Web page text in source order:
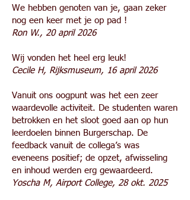
We hebben genoten van je, gaan zeker
nog een keer met je op pad !
Ron W., 20 april 2026
Wij vonden het heel erg leuk!
Cecile H, Rijksmuseum, 16 april 2026
Vanuit ons oogpunt was het een zeer
waardevolle activiteit. De studenten waren
betrokken en het sloot goed aan op hun
leerdoelen binnen Burgerschap. De
feedback vanuit de collega’s was
eveneens positief; de opzet, afwisseling
en inhoud werden erg gewaardeerd.
Yoscha M, Airport College, 28 okt. 2025